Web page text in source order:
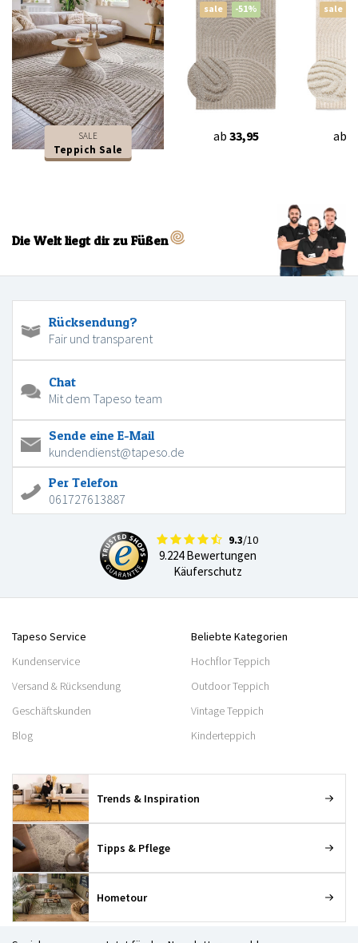
SALE
Teppich Sale
sale -51%
ab 33,95
sale
ab
Die Welt liegt dir zu Füßen
Rücksendung?
Fair und transparent
Chat
Mit dem Tapeso team
Sende eine E-Mail
kundendienst@tapeso.de
Per Telefon
061727613887
9.3/10
9.224 Bewertungen
Käuferschutz
Tapeso Service
Kundenservice
Versand & Rücksendung
Geschäftskunden
Blog
Beliebte Kategorien
Hochflor Teppich
Outdoor Teppich
Vintage Teppich
Kinderteppich
Trends & Inspiration
Tipps & Pflege
Hometour